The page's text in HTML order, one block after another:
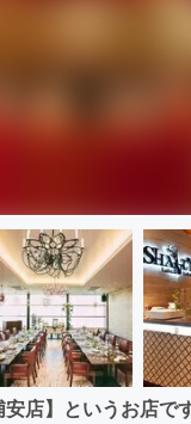
店】というお店で